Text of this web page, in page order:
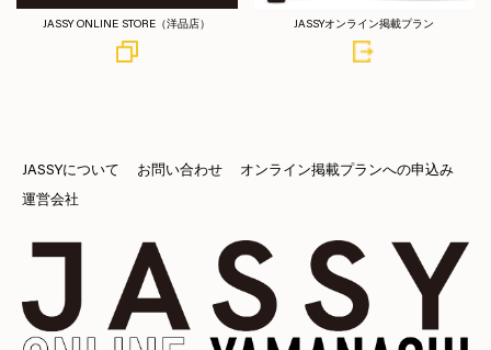
JASSY ONLINE STORE（洋品店） JASSYオンライン掲載プラン
JASSYについて お問い合わせ
オンライン掲載プランへの申込み
運営会社